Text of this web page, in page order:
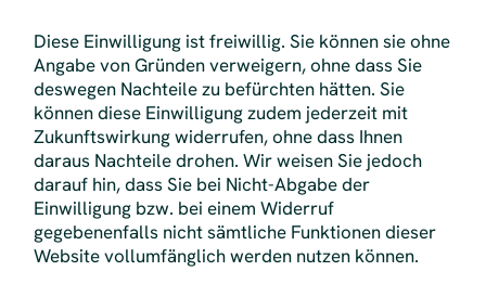
Diese Einwilligung ist freiwillig. Sie können sie ohne
Angabe von Gründen verweigern, ohne dass Sie
deswegen Nachteile zu befürchten hätten. Sie
können diese Einwilligung zudem jederzeit mit
Zukunftswirkung widerrufen, ohne dass Ihnen
daraus Nachteile drohen. Wir weisen Sie jedoch
darauf hin, dass Sie bei Nicht-Abgabe der
Einwilligung bzw. bei einem Widerruf
gegebenenfalls nicht sämtliche Funktionen dieser
Website vollumfänglich werden nutzen können.